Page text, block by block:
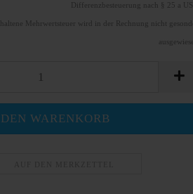
Differenzbesteuerung nach § 25 a
Mehrwertsteuer wird in der Rechnung nicht